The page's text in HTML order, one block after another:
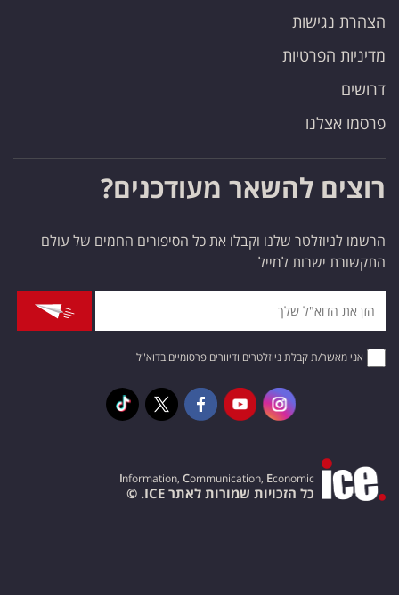
הצהרת נגישות
מדיניות הפרטיות
דרושים
פרסמו אצלנו
רוצים להשאר מעודכנים?
הרשמו לניוזלטר שלנו וקבלו את כל הסיפורים החמים של עולם
התקשורת ישרות למייל
אני מאשר/ת קבלת ניוזלטרים ודיוורים פרסומיים בדוא"ל
Information, Communication, Economic
כל הזכויות שמורות לאתר ICE. ©